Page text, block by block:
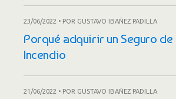
23/06/2022 • POR GUSTAVO IBAÑEZ PADILLA
Porqué adquirir un Seguro de
Incendio
21/06/2022 • POR GUSTAVO IBAÑEZ PADILLA